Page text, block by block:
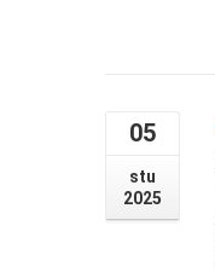
05
stu
2025